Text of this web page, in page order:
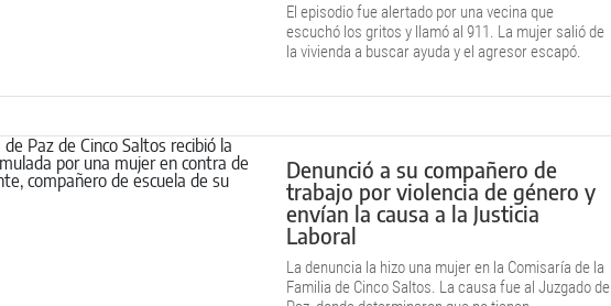
El episodio fue alertado por una vecina que
escuchó los gritos y llamó al 911. La mujer salió de
la vivienda a buscar ayuda y el agresor escapó.
Denunció a su compañero de
trabajo por violencia de género y
envían la causa a la Justicia
Laboral
La denuncia la hizo una mujer en la Comisaría de la
Familia de Cinco Saltos. La causa fue al Juzgado de